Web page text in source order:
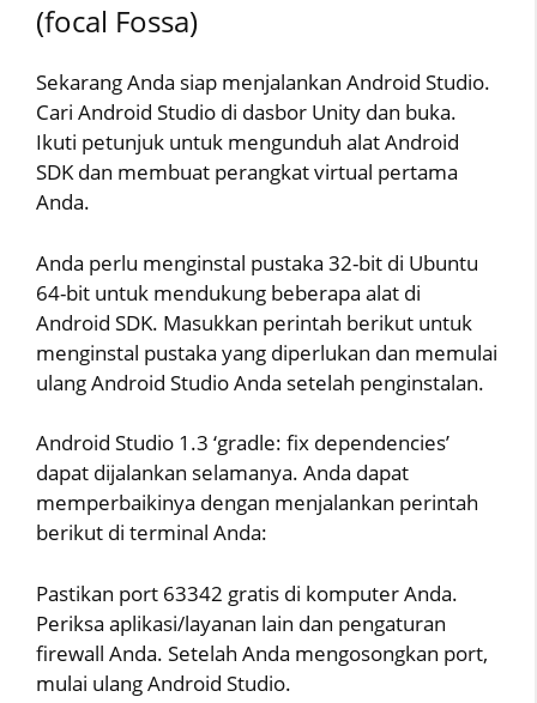
(focal Fossa)
Sekarang Anda siap menjalankan Android Studio.
Cari Android Studio di dasbor Unity dan buka.
Ikuti petunjuk untuk mengunduh alat Android
SDK dan membuat perangkat virtual pertama
Anda.
Anda perlu menginstal pustaka 32-bit di Ubuntu
64-bit untuk mendukung beberapa alat di
Android SDK. Masukkan perintah berikut untuk
menginstal pustaka yang diperlukan dan memulai
ulang Android Studio Anda setelah penginstalan.
Android Studio 1.3 ‘gradle: fix dependencies’
dapat dijalankan selamanya. Anda dapat
memperbaikinya dengan menjalankan perintah
berikut di terminal Anda:
Pastikan port 63342 gratis di komputer Anda.
Periksa aplikasi/layanan lain dan pengaturan
firewall Anda. Setelah Anda mengosongkan port,
mulai ulang Android Studio.